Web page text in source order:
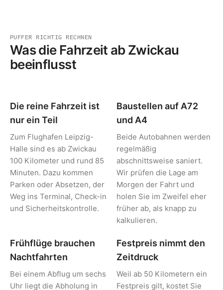
PUFFER RICHTIG RECHNEN
Was die Fahrzeit ab Zwickau
beeinflusst
Die reine Fahrzeit ist
nur ein Teil
Zum Flughafen Leipzig-
Halle sind es ab Zwickau
100 Kilometer und rund 85
Minuten. Dazu kommen
Parken oder Absetzen, der
Weg ins Terminal, Check-in
und Sicherheitskontrolle.
Baustellen auf A72
und A4
Beide Autobahnen werden
regelmäßig
abschnittsweise saniert.
Wir prüfen die Lage am
Morgen der Fahrt und
holen Sie im Zweifel eher
früher ab, als knapp zu
kalkulieren.
Frühflüge brauchen
Nachtfahrten
Bei einem Abflug um sechs
Uhr liegt die Abholung in
Festpreis nimmt den
Zeitdruck
Weil ab 50 Kilometern ein
Festpreis gilt, kostet Sie